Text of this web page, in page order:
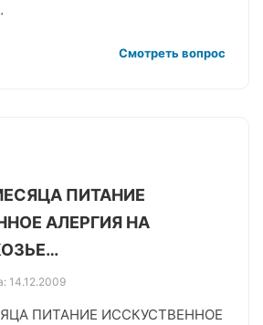
Смотреть вопрос
ПИТАНИЕ
АЛЕРГИЯ НА
14.12.2009
ПИТАНИЕ ИССКУСТВЕННОЕ